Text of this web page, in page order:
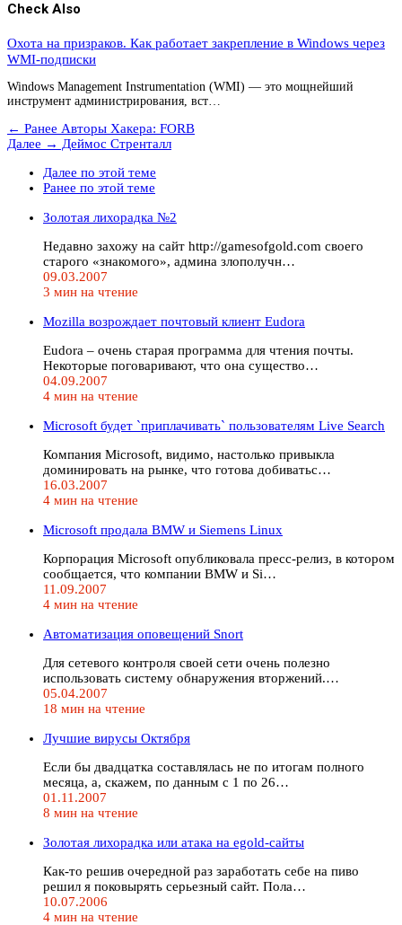
Check Also
Охота на призраков. Как работает закрепление в Windows через
WMI-подписки
Windows Management Instrumentation (WMI) — это мощнейший
инструмент администрирования, вст…
← Ранее Авторы Хакера: FORB
Далее → Деймос Стренталл
Далее по этой теме
Ранее по этой теме
Золотая лихорадка №2
Недавно захожу на сайт http://gamesofgold.com своего
старого «знакомого», админа злополучн…
09.03.2007
3 мин на чтение
Mozilla возрождает почтовый клиент Eudora
Eudora – очень старая программа для чтения почты.
Некоторые поговаривают, что она существо…
04.09.2007
4 мин на чтение
Microsoft будет `приплачивать` пользователям Live Search
Компания Microsoft, видимо, настолько привыкла
доминировать на рынке, что готова добиватьс…
16.03.2007
4 мин на чтение
Microsoft продала BMW и Siemens Linux
Корпорация Microsoft опубликовала пресс-релиз, в котором
сообщается, что компании BMW и Si…
11.09.2007
4 мин на чтение
Автоматизация оповещений Snort
Для сетевого контроля своей сети очень полезно
использовать систему обнаружения вторжений.…
05.04.2007
18 мин на чтение
Лучшие вирусы Октября
Если бы двадцатка составлялась не по итогам полного
месяца, а, скажем, по данным с 1 по 26…
01.11.2007
8 мин на чтение
Золотая лихорадка или атака на egold-сайты
Как-то решив очередной раз заработать себе на пиво
решил я поковырять серьезный сайт. Пола…
10.07.2006
4 мин на чтение